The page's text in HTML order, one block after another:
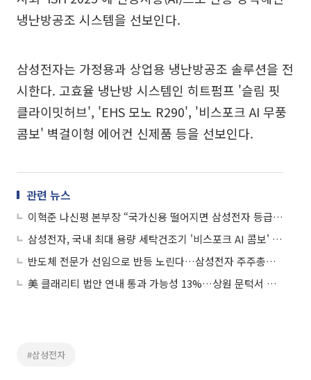
냉난방공조 시스템을 선보인다.
삼성전자는 가정용과 상업용 냉난방공조 솔루션을 전
시한다. 고효율 냉난방 시스템인 히트펌프 '슬림 핏
클라이밋허브', 'EHS 모노 R290', '비스포크 AI 무풍
콤보' 벽걸이형 에어컨 신제품 등을 선보인다.
관련 뉴스
이혁준 나신평 본부장 “국가신용 떨어지면 삼성전자 등급도 하락…위기 의식 가져야”
삼성전자, 국내 최대 용량 세탁건조기 '비스포크 AI 콤보' 판매 시작
반도체 전문가 선임으로 반등 노린다…삼성전자 주주총회 미리보기
美 클래리티 법안 연내 통과 가능성 13%…상원 문턱서 제동
#삼성전자